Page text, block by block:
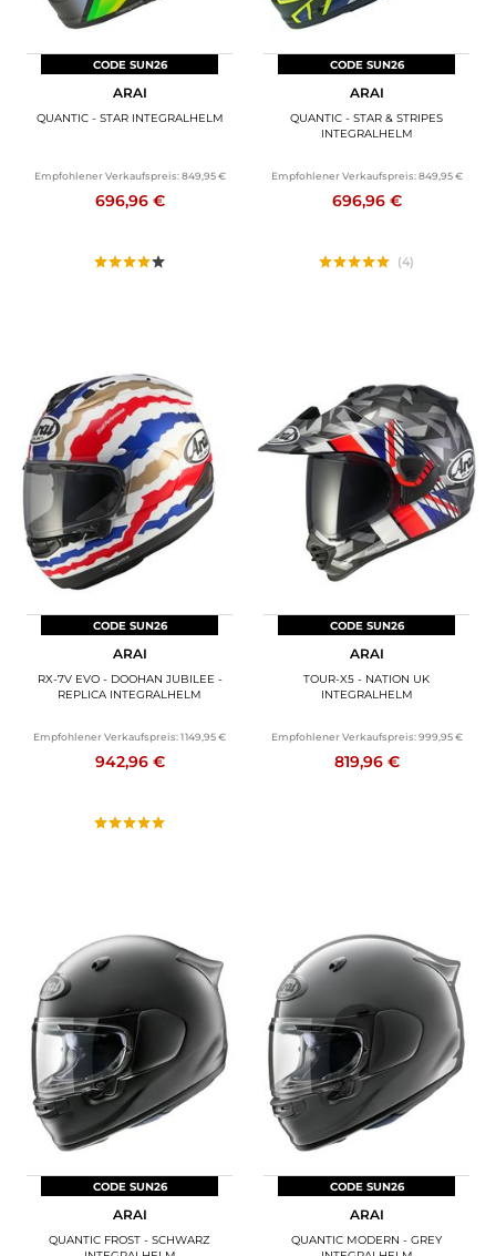
CODE SUN26
ARAI
QUANTIC - STAR INTEGRALHELM
Empfohlener Verkaufspreis: 849,95 €
696,96 €
CODE SUN26
ARAI
QUANTIC - STAR & STRIPES
INTEGRALHELM
Empfohlener Verkaufspreis: 849,95 €
696,96 €
(4)
CODE SUN26
ARAI
RX-7V EVO - DOOHAN JUBILEE -
REPLICA INTEGRALHELM
Empfohlener Verkaufspreis:1 149,95 €
942,96 €
CODE SUN26
ARAI
TOUR-X5 - NATION UK
INTEGRALHELM
Empfohlener Verkaufspreis: 999,95 €
819,96 €
CODE SUN26
ARAI
QUANTIC FROST - SCHWARZ
CODE SUN26
ARAI
QUANTIC MODERN - GREY